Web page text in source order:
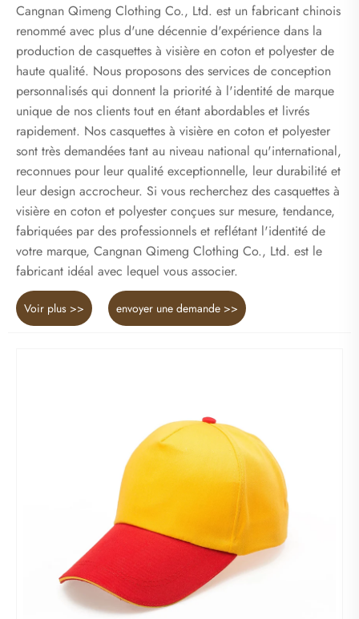
Cangnan Qimeng Clothing Co., Ltd. est un fabricant chinois
renommé avec plus d'une décennie d'expérience dans la
production de casquettes à visière en coton et polyester de
haute qualité. Nous proposons des services de conception
personnalisés qui donnent la priorité à l'identité de marque
unique de nos clients tout en étant abordables et livrés
rapidement. Nos casquettes à visière en coton et polyester
sont très demandées tant au niveau national qu'international,
reconnues pour leur qualité exceptionnelle, leur durabilité et
leur design accrocheur. Si vous recherchez des casquettes à
visière en coton et polyester conçues sur mesure, tendance,
fabriquées par des professionnels et reflétant l'identité de
votre marque, Cangnan Qimeng Clothing Co., Ltd. est le
fabricant idéal avec lequel vous associer.
Voir plus >> envoyer une demande >>